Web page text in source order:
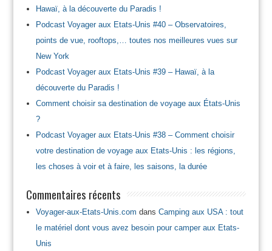
Hawaï, à la découverte du Paradis !
Podcast Voyager aux Etats-Unis #40 – Observatoires,
points de vue, rooftops,… toutes nos meilleures vues sur
New York
Podcast Voyager aux Etats-Unis #39 – Hawaï, à la
découverte du Paradis !
Comment choisir sa destination de voyage aux États-Unis
?
Podcast Voyager aux Etats-Unis #38 – Comment choisir
votre destination de voyage aux Etats-Unis : les régions,
les choses à voir et à faire, les saisons, la durée
Commentaires récents
Voyager-aux-Etats-Unis.com dans Camping aux USA : tout
le matériel dont vous avez besoin pour camper aux Etats-
Unis